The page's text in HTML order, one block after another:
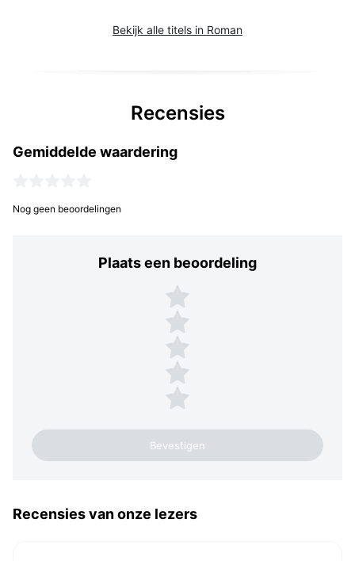
Bekijk alle titels in Roman
Recensies
Gemiddelde waardering
Nog geen beoordelingen
Plaats een beoordeling
Plaats een beoordeling
5 sterren
4 sterren
3 sterren
2 sterren
1 ster
Recensies van onze lezers